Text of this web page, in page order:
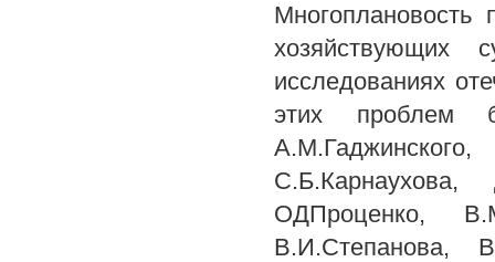
Многоплановость
хозяйствующих
исследованиях
этих проблем
ОДПроценко,